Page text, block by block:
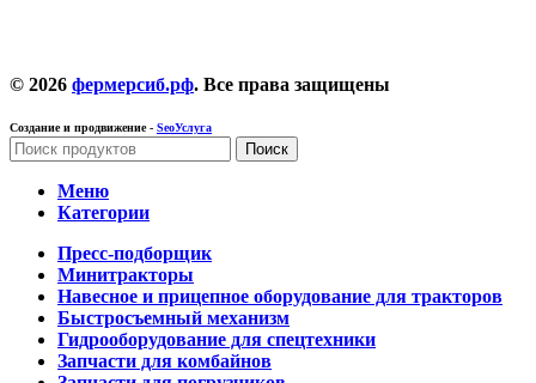
© 2026 фермерсиб.рф. Все права защищены
Создание и продвижение - SeoУслуга
Поиск
Меню
Категории
Пресс-подборщик
Минитракторы
Навесное и прицепное оборудование для тракторов
Быстросъемный механизм
Гидрооборудование для спецтехники
Запчасти для комбайнов